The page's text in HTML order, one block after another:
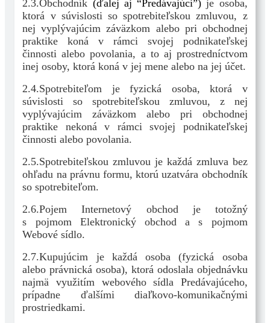
2.3.Obchodník (ďalej aj “Predávajúci”)je osoba,
ktorá v súvislosti so spotrebiteľskou zmluvou, z
nej vyplývajúcim záväzkom alebo pri obchodnej
praktike koná v rámci svojej podnikateľskej
činnosti alebo povolania, a to aj prostredníctvom
inej osoby, ktorá koná v jej mene alebo na jej účet.
2.4.Spotrebiteľom je fyzická osoba, ktorá v
súvislosti so spotrebiteľskou zmluvou, z nej
vyplývajúcim záväzkom alebo pri obchodnej
praktike nekoná v rámci svojej podnikateľskej
činnosti alebo povolania.
2.5.Spotrebiteľskou zmluvou je každá zmluva bez
ohľadu na právnu formu, ktorú uzatvára obchodník
so spotrebiteľom.
2.6.Pojem Internetový obchod je totožný
s pojmom Elektronický obchod a s pojmom
Webové sídlo.
2.7.Kupujúcim je každá osoba (fyzická osoba
alebo právnická osoba), ktorá odoslala objednávku
najmä využitím webového sídla Predávajúceho,
prípadne ďalšími diaľkovo-komunikačnými
prostriedkami.